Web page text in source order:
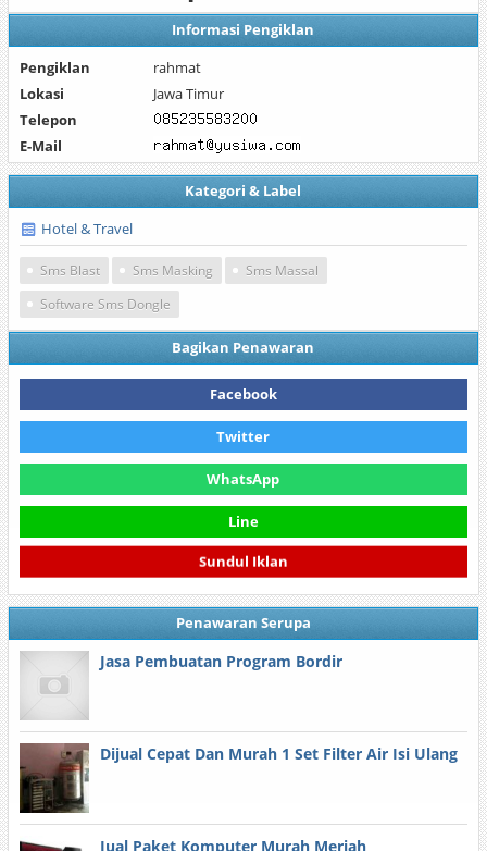
Informasi Pengiklan
Pengiklan
rahmat
Lokasi
Jawa Timur
Telepon
E-Mail
Kategori & Label
Hotel & Travel
Sms Blast Sms Masking
Sms Massal
Software Sms Dongle
Bagikan Penawaran
Facebook
Twitter
WhatsApp
Line
Sundul Iklan
Penawaran Serupa
Jasa Pembuatan Program Bordir
Dijual Cepat Dan Murah 1 Set Filter Air Isi Ulang
Jual Paket Komputer Murah Meriah